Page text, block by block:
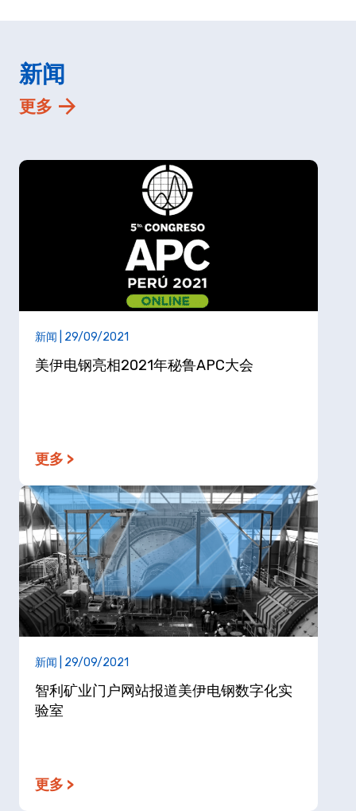
新闻
更多
新闻 | 29/09/2021
美伊电钢亮相2021年秘鲁APC大会
更多 >
新闻 | 29/09/2021
智利矿业门户网站报道美伊电钢数字化实
验室
更多 >